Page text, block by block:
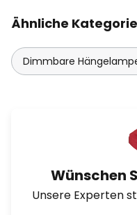
Ähnliche
Dimmbare
Wünschen
Unsere Experten